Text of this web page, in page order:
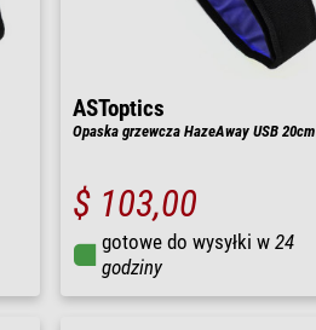
ASToptics
Opaska grzewcza HazeAway USB 20cm
$ 103,00
gotowe do wysyłki w 24
godziny